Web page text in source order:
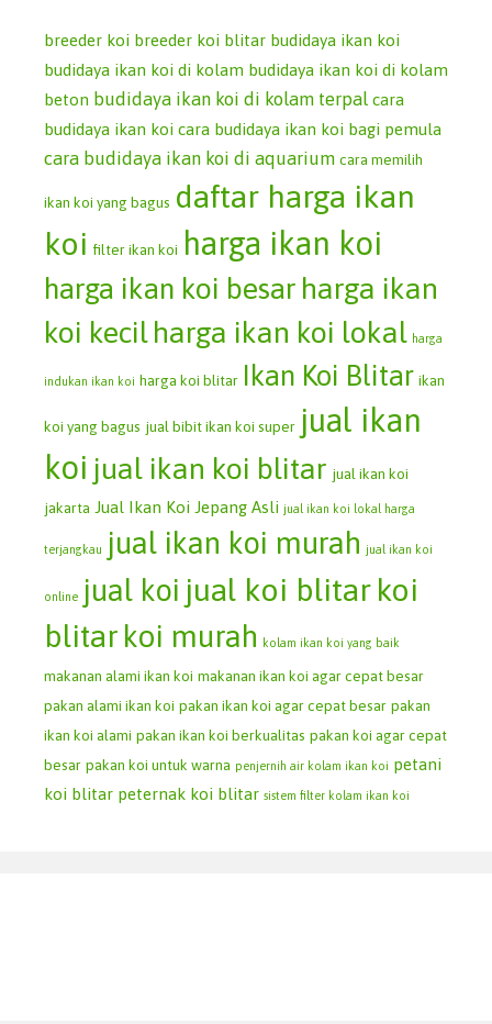
breeder koi breeder koi blitar budidaya ikan koi
budidaya ikan koi di kolam budidaya ikan koi di kolam
beton budidaya ikan koi di kolam terpal cara
budidaya ikan koi cara budidaya ikan koi bagi pemula
cara budidaya ikan koi di aquarium cara memilih
ikan koi yang bagus daftar harga ikan
koi filter ikan koi harga ikan koi
harga ikan koi besar harga ikan
koi kecilharga ikan koi lokal harga
indukan ikan koi harga koi blitar Ikan Koi Blitar ikan
koi yang bagus jual bibit ikan koi super jual ikan
koi jual ikan koi blitar jual ikan koi
jakarta Jual Ikan Koi Jepang Asli jual ikan koi lokal harga
terjangkau jual ikan koi murah jual ikan koi
online jual koi jual koi blitar koi
blitar koi murah kolam ikan koi yang baik
makanan alami ikan koi makanan ikan koi agar cepat besar
pakan alami ikan koi pakan ikan koi agar cepat besar pakan
ikan koi alami pakan ikan koi berkualitas pakan koi agar cepat
besar pakan koi untuk warna penjernih air kolam ikan koi petani
koi blitar peternak koi blitar sistem filter kolam ikan koi